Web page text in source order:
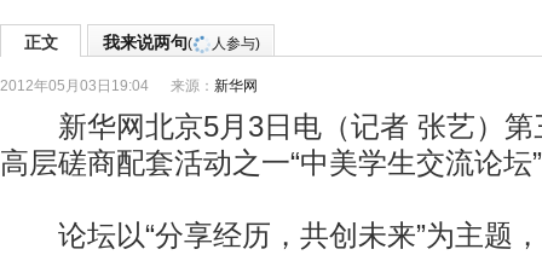
正文 我来说两句( 人参与)
2012年05月03日19:04 来源： 新华网
新华网北京5月3日电（记者 张艺）第
高层磋商配套活动之一“中美学生交流论坛
论坛以“分享经历，共创未来”为主题